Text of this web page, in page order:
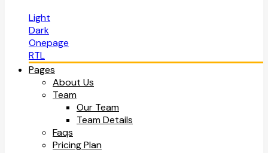
Light
Dark
Onepage
RTL
Pages
About Us
Team
Our Team
Team Details
Faqs
Pricing Plan